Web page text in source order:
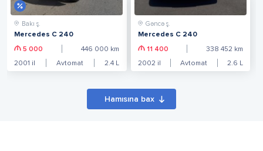
Bakı ş.
Mercedes C 240
5 000 446 000 km
2001 il Avtomat 2.4 L
Gəncə ş.
Mercedes C 240
11 400 338 452 km
2002 il Avtomat 2.6 L
Hamısına bax